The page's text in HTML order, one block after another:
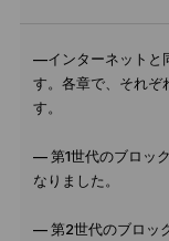
—インターネットと
す。各章で、それぞ
す。
— 第1世代のブロッ
なりました。
— 第2世代のブロッ